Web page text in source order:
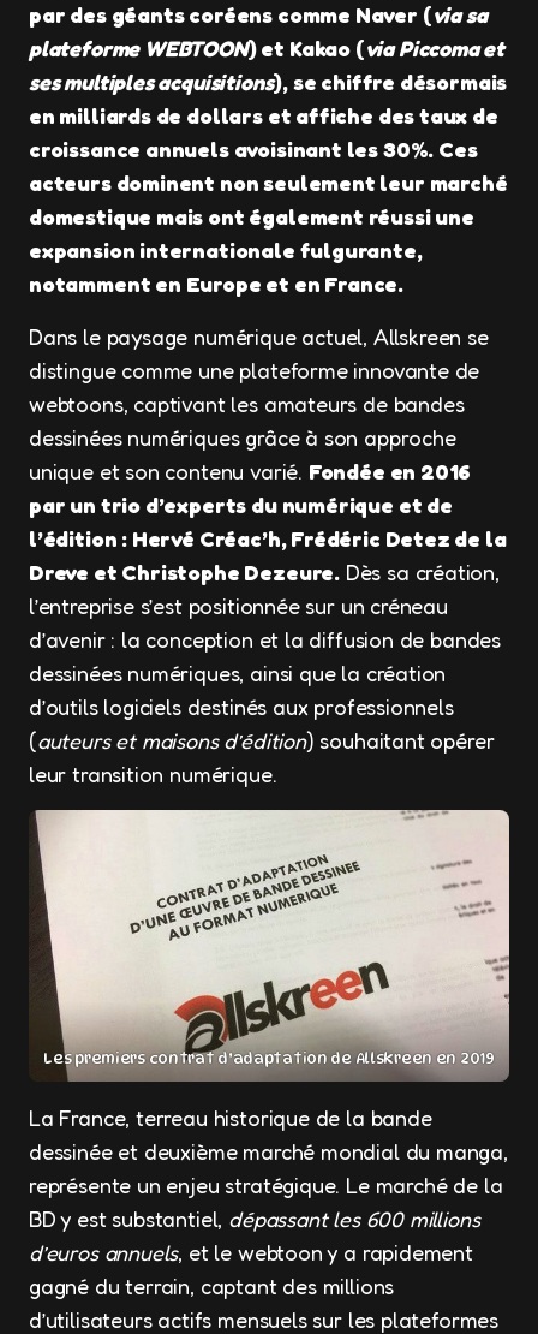
par des géants coréens comme Naver (via sa
plateforme WEBTOON) et Kakao (via Piccoma et
ses multiples acquisitions), se chiffre désormais
en milliards de dollars et affiche des taux de
croissance annuels avoisinant les 30%. Ces
acteurs dominent non seulement leur marché
domestique mais ont également réussi une
expansion internationale fulgurante,
notamment en Europe et en France.
Dans le paysage numérique actuel, Allskreen se
distingue comme une plateforme innovante de
webtoons, captivant les amateurs de bandes
dessinées numériques grâce à son approche
unique et son contenu varié. Fondée en 2016
par un trio d’experts du numérique et de
l’édition : Hervé Créac’h, Frédéric Detez de la
Dreve et Christophe Dezeure.Dès sa création,
l’entreprise s’est positionnée sur un créneau
d’avenir : la conception et la diffusion de bandes
dessinées numériques, ainsi que la création
d’outils logiciels destinés aux professionnels
(auteurs et maisons d’édition) souhaitant opérer
leur transition numérique.
Les premiers contrat d’adaptation de Allskreen en 2019
La France, terreau historique de la bande
dessinée et deuxième marché mondial du manga,
représente un enjeu stratégique. Le marché de la
BD y est substantiel, dépassant les 600 millions
d’euros annuels, et le webtoon y a rapidement
gagné du terrain, captant des millions
d’utilisateurs actifs mensuels sur les plateformes